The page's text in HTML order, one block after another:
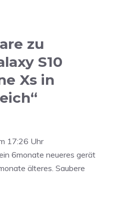
zu
S10
Xs in
17:26 Uhr
6monate neueres gerät
älteres. Saubere